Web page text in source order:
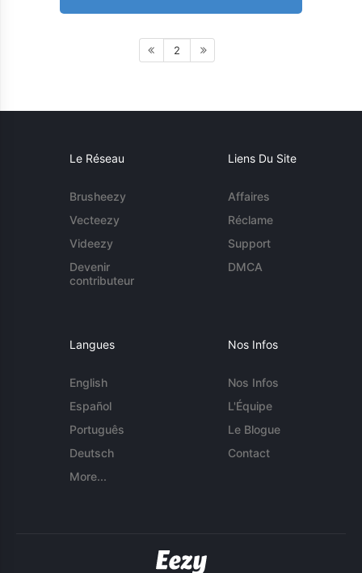
2
Le Réseau
Brusheezy
Vecteezy
Videezy
Devenir
contributeur
Liens Du Site
Affaires
Réclame
Support
DMCA
Langues
English
Español
Português
Deutsch
More...
Nos Infos
Nos Infos
L'Équipe
Le Blogue
Contact